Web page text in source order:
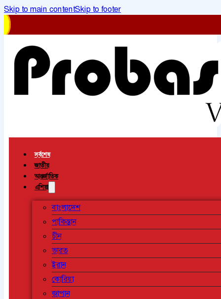
Skip to main contentSkip to footer
সর্বশেষ
জাতীয়
আন্তর্জাতিক
এশিয়া
বাংলাদেশ
পাকিস্তান
চীন
ভারত
ইরান
কোরিয়া
জাপান